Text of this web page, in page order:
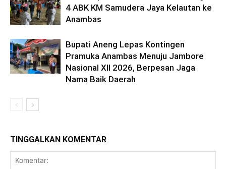
4 ABK KM Samudera Jaya Kelautan ke
Anambas
Bupati Aneng Lepas Kontingen
Pramuka Anambas Menuju Jambore
Nasional XII 2026, Berpesan Jaga
Nama Baik Daerah
TINGGALKAN KOMENTAR